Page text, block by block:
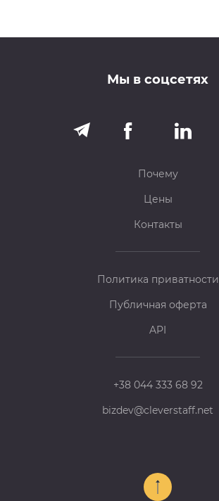
Мы в соцсетях
Почему
Цены
Контакты
Политика приватности
Публичная оферта
API
+38 044 333 68 92
bizdev@cleverstaff.net